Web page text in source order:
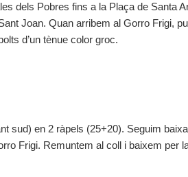
dels Pobres fins a la Plaça de Santa
Joan. Quan arribem al Gorro Frigi,
d’un tènue color groc.
sud) en 2 ràpels (25+20). Seguim
Frigi. Remuntem al coll i baixem per